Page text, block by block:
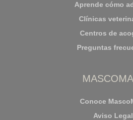
Aprende cómo
Clínicas
Centros de
Preguntas
Conoce
Aviso Legal